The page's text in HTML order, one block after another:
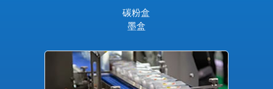
碳粉盒
墨盒